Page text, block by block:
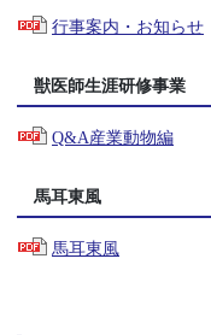
行事案内・お知らせ
獣医師生涯研修事業
Q&A産業動物編
馬耳東風
馬耳東風